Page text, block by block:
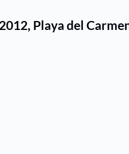
Playa del